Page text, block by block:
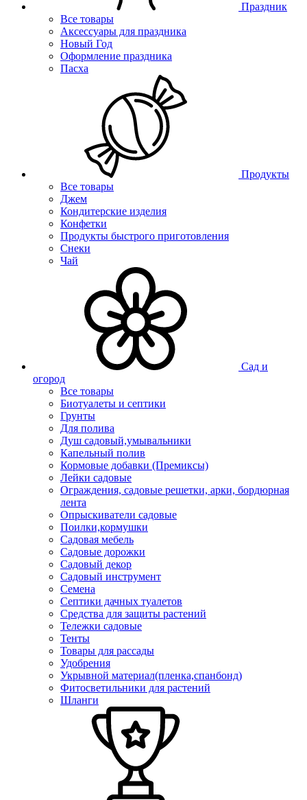
Праздник
Все товары
Аксессуары для праздника
Новый Год
Оформление праздника
Пасха
Продукты
Все товары
Джем
Кондитерские изделия
Конфетки
Продукты быстрого приготовления
Снеки
Чай
Сад и
огород
Все товары
Биотуалеты и септики
Грунты
Для полива
Душ садовый,умывальники
Капельный полив
Кормовые добавки (Премиксы)
Лейки садовые
Ограждения, садовые решетки, арки, бордюрная
лента
Опрыскиватели садовые
Поилки,кормушки
Садовая мебель
Садовые дорожки
Садовый декор
Садовый инструмент
Семена
Септики дачных туалетов
Средства для защиты растений
Тележки садовые
Тенты
Товары для рассады
Удобрения
Укрывной материал(пленка,спанбонд)
Фитосветильники для растений
Шланги